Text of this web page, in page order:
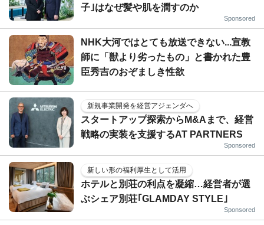
子｣はなぜ髪や肌を潤すのか
Sponsored
NHK大河ではとても放送できない...宣教
師に「獣より劣ったもの」と書かれた豊
臣秀吉のおぞましき性欲
新規事業開発を経営アジェンダへ
スタートアップ探索からM&Aまで、経営
戦略の実装を支援するAT PARTNERS
Sponsored
新しい形の福利厚生として活用
ホテルと別荘の利点を凝縮…経営者が選
ぶシェア別荘｢GLAMDAY STYLE｣
Sponsored